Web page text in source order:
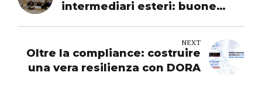
intermediari esteri: buone
NEXT
Oltre la compliance: costruire
una vera resilienza con DORA